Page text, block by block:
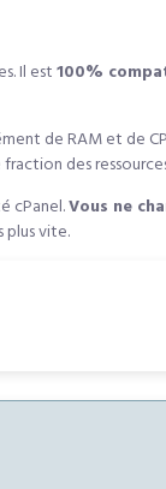
Il est100%
de RAM et de
des
cPanel.Vous ne
vite.